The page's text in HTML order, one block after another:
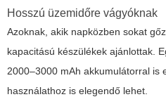
Hosszú üzemidőre vágyóknak
Azoknak, akik napközben sokat
kapacitású készülékek ajánlottak.
2000–3000 mAh akkumulátorral is
használathoz is elegendő lehet.